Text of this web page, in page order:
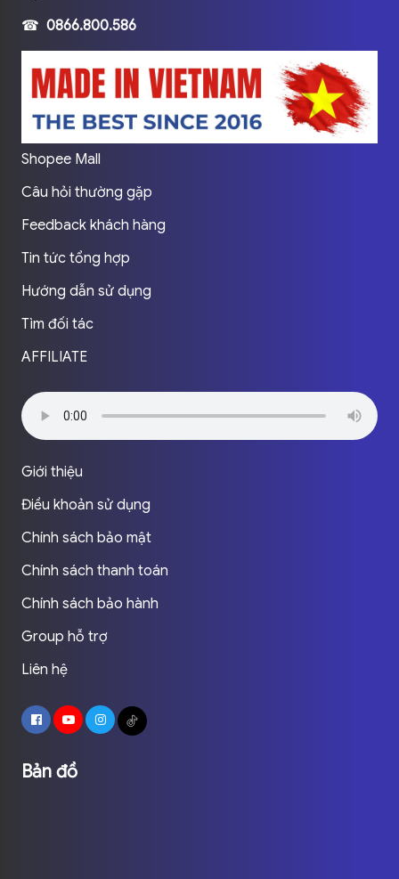
☎ 0866.800.586
Shopee Mall
Câu hỏi thường gặp
Feedback khách hàng
Tin tức tổng hợp
Hướng dẫn sử dụng
Tìm đối tác
AFFILIATE
Giới thiệu
Điều khoản sử dụng
Chính sách bảo mật
Chính sách thanh toán
Chính sách bảo hành
Group hỗ trợ
Liên hệ
Bản đồ